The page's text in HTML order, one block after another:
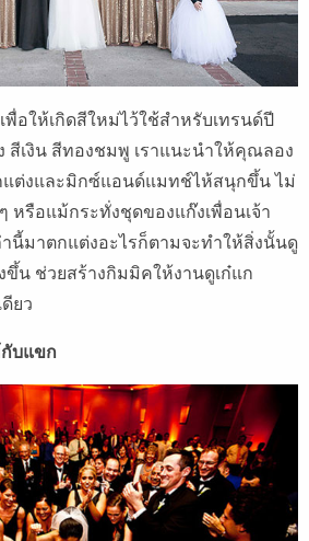
อให้เกิดสีใหม่ไว้ใช้สำหรับเทรนด์ปี
สีเงิน สีทองชมพู เราแนะนำให้คุณลอง
ต่งและมิกซ์แอนด์แมทช์ไห้สนุกขึ้น ไม่
หรือแม้กระทั่งชุดของแก๊งเพื่อนเจ้า
านี้มาตกแต่งอะไรก็ตามจะทำให้สิ่งนั้นดู
น ช่วยสร้างกิมมิคให้งานดูเก๋แก
ยว
บแขก